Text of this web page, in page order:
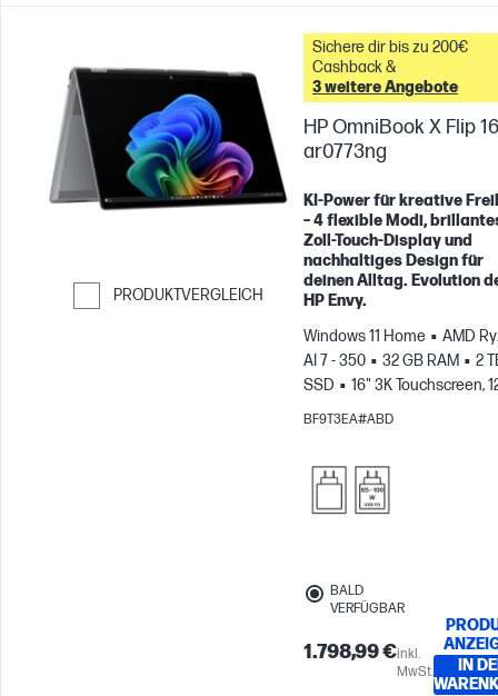
PRODUKTVERGLEICH
Weiter zum Vergleichen
Sichere dir bis zu 200€
Cashback &
3 weitere Angebote
HP OmniBook X Flip
ar0773ng
KI-Power für kreative
– 4 flexible Modi,
Zoll-Touch-Display und
nachhaltiges Design für
deinen Alltag. Evolution
HP Envy.
Windows 11 Home
AMD
AI 7 - 350
32 GB RAM
2
SSD
16" 3K Touchscreen,
0.2ms Reaktionszeit
BF9T3EA#ABD
BALD
VERFÜGBAR
1.798,99 €inkl.
MwSt.
IN